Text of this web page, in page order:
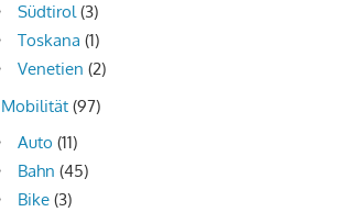
Südtirol(3)
Toskana (1)
Venetien (2)
Mobilität (97)
Auto (11)
Bahn (45)
Bike (3)